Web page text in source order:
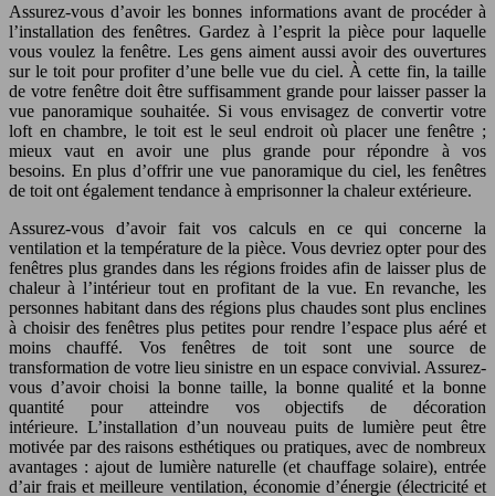
Assurez-vous d’avoir les bonnes informations avant de procéder à
l’installation des fenêtres. Gardez à l’esprit la pièce pour laquelle
vous voulez la fenêtre. Les gens aiment aussi avoir des ouvertures
sur le toit pour profiter d’une belle vue du ciel. À cette fin, la taille
de votre fenêtre doit être suffisamment grande pour laisser passer la
vue panoramique souhaitée. Si vous envisagez de convertir votre
loft en chambre, le toit est le seul endroit où placer une fenêtre ;
mieux vaut en avoir une plus grande pour répondre à vos
besoins. En plus d’offrir une vue panoramique du ciel, les fenêtres
de toit ont également tendance à emprisonner la chaleur extérieure.
Assurez-vous d’avoir fait vos calculs en ce qui concerne la
ventilation et la température de la pièce. Vous devriez opter pour des
fenêtres plus grandes dans les régions froides afin de laisser plus de
chaleur à l’intérieur tout en profitant de la vue. En revanche, les
personnes habitant dans des régions plus chaudes sont plus enclines
à choisir des fenêtres plus petites pour rendre l’espace plus aéré et
moins chauffé. Vos fenêtres de toit sont une source de
transformation de votre lieu sinistre en un espace convivial. Assurez-
vous d’avoir choisi la bonne taille, la bonne qualité et la bonne
quantité pour atteindre vos objectifs de décoration
intérieure. L’installation d’un nouveau puits de lumière peut être
motivée par des raisons esthétiques ou pratiques, avec de nombreux
avantages : ajout de lumière naturelle (et chauffage solaire), entrée
d’air frais et meilleure ventilation, économie d’énergie (électricité et